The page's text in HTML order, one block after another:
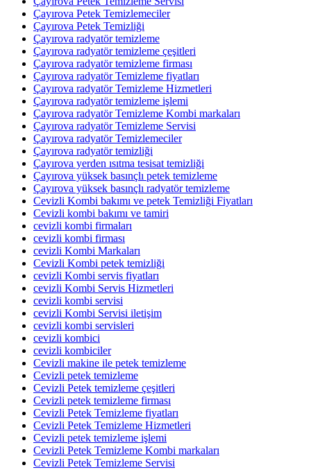
Çayırova Petek Temizlemeciler
Çayırova Petek Temizliği
Çayırova radyatör temizleme
Çayırova radyatör temizleme çeşitleri
Çayırova radyatör temizleme firması
Çayırova radyatör Temizleme fiyatları
Çayırova radyatör Temizleme Hizmetleri
Çayırova radyatör temizleme işlemi
Çayırova radyatör Temizleme Kombi markaları
Çayırova radyatör Temizleme Servisi
Çayırova radyatör Temizlemeciler
Çayırova radyatör temizliği
Çayırova yerden ısıtma tesisat temizliği
Çayırova yüksek basınçlı petek temizleme
Çayırova yüksek basınçlı radyatör temizleme
Cevizli Kombi bakımı ve petek Temizliği Fiyatları
Cevizli kombi bakımı ve tamiri
cevizli kombi firmaları
cevizli kombi firması
cevizli Kombi Markaları
Cevizli Kombi petek temizliği
cevizli Kombi servis fiyatları
cevizli Kombi Servis Hizmetleri
cevizli kombi servisi
cevizli Kombi Servisi iletişim
cevizli kombi servisleri
cevizli kombici
cevizli kombiciler
Cevizli makine ile petek temizleme
Cevizli petek temizleme
Cevizli Petek temizleme çeşitleri
Cevizli petek temizleme firması
Cevizli Petek Temizleme fiyatları
Cevizli Petek Temizleme Hizmetleri
Cevizli petek temizleme işlemi
Cevizli Petek Temizleme Kombi markaları
Cevizli Petek Temizleme Servisi